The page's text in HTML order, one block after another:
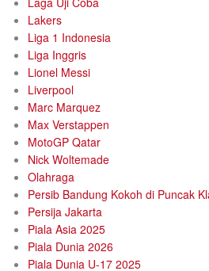
Lakers
Liga 1 Indonesia
Liga Inggris
Lionel Messi
Liverpool
Marc Marquez
Max Verstappen
MotoGP Qatar
Nick Woltemade
Olahraga
Persib Bandung Kokoh di Puncak
Persija Jakarta
Piala Asia 2025
Piala Dunia 2026
Piala Dunia U-17 2025